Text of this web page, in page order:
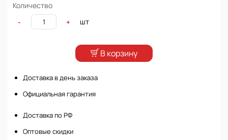
Количество
-
+ шт
В корзину
Доставка в день заказа
Официальная гарантия
Доставка по РФ
Оптовые скидки